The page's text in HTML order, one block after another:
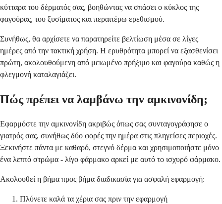
κύτταρα του δέρματός σας, βοηθώντας να σπάσει ο κύκλος της
φαγούρας, του ξυσίματος και περαιτέρω ερεθισμού.
Συνήθως, θα αρχίσετε να παρατηρείτε βελτίωση μέσα σε λίγες
ημέρες από την τακτική χρήση. Η ερυθρότητα μπορεί να εξασθενίσει
πρώτη, ακολουθούμενη από μειωμένο πρήξιμο και φαγούρα καθώς η
φλεγμονή καταλαγιάζει.
Πώς πρέπει να λαμβάνω την αμκινονίδη;
Εφαρμόστε την αμκινονίδη ακριβώς όπως σας συνταγογράφησε ο
γιατρός σας, συνήθως δύο φορές την ημέρα στις πληγείσες περιοχές.
Ξεκινήστε πάντα με καθαρό, στεγνό δέρμα και χρησιμοποιήστε μόνο
ένα λεπτό στρώμα - λίγο φάρμακο αρκεί με αυτό το ισχυρό φάρμακο.
Ακολουθεί η βήμα προς βήμα διαδικασία για ασφαλή εφαρμογή:
Πλύνετε καλά τα χέρια σας πριν την εφαρμογή